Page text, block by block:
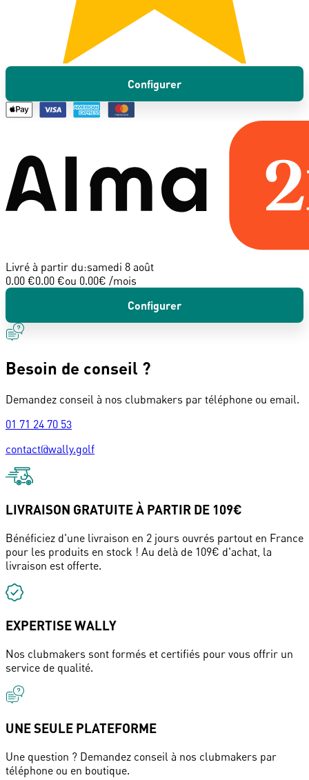
Configurer
Livré à partir du:samedi 8 août
0.00 €0.00 €ou 0.00€ /mois
Configurer
Besoin de conseil ?
Demandez conseil à nos clubmakers par téléphone ou email.
01 71 24 70 53
contact@wally.golf
LIVRAISON GRATUITE À PARTIR DE 109€
Bénéficiez d'une livraison en 2 jours ouvrés partout en France
pour les produits en stock ! Au delà de 109€ d'achat, la
livraison est offerte.
EXPERTISE WALLY
Nos clubmakers sont formés et certifiés pour vous offrir un
service de qualité.
UNE SEULE PLATEFORME
Une question ? Demandez conseil à nos clubmakers par
téléphone ou en boutique.